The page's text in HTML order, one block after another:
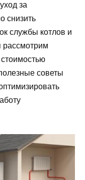
за
снизить
службы котлов и
рассмотрим
советы